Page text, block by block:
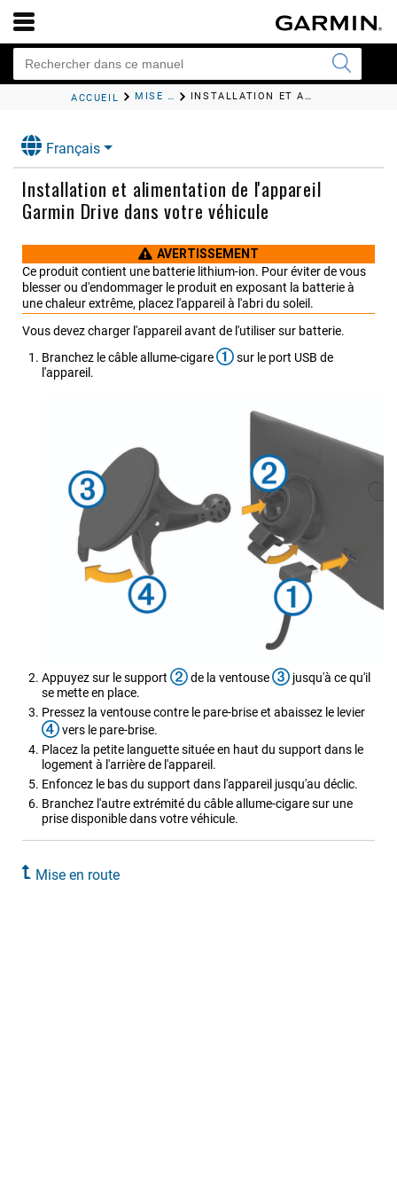
ACCUEIL MISE EN ROUTE INSTALLATION ET ALIMENTATION DE L'APPAREIL
Français
Installation et alimentation de l'appareil
Garmin Drive dans votre véhicule
AVERTISSEMENT
Ce produit contient une batterie lithium-ion. Pour éviter de vous
blesser ou d'endommager le produit en exposant la batterie à
une chaleur extrême, placez l'appareil à l'abri du soleil.
Vous devez charger l'appareil avant de l'utiliser sur batterie.
Branchez le câble allume-cigare
sur le port USB de
l'appareil.
Appuyez sur le support de la ventouse
jusqu'à ce qu'il
se mette en place.
Pressez la ventouse contre le pare-brise et abaissez le levier
vers le pare-brise.
Placez la petite languette située en haut du support dans le
logement à l'arrière de l'appareil.
Enfoncez le bas du support dans l'appareil jusqu'au déclic.
Branchez l'autre extrémité du câble allume-cigare sur une
prise disponible dans votre véhicule.
Mise en route